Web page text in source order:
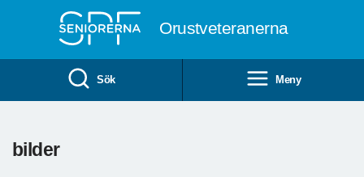
Orustveteranerna
Sök Meny
bilder